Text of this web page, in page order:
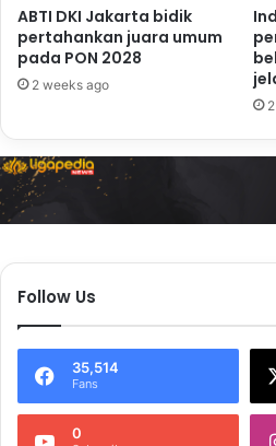
ABTI DKI Jakarta bidik
pertahankan juara umum
pada PON 2028
2 weeks ago
Follow Us
35,514
Fans
0